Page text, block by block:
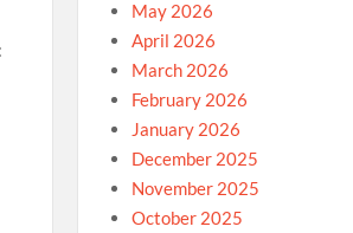
May 2026
April 2026
March 2026
February 2026
January 2026
December 2025
November 2025
October 2025